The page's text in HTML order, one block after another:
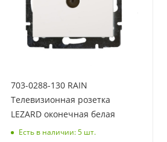
703-0288-130 RAIN
Телевизионная розетка
LEZARD оконечная белая
Есть в наличии: 5 шт.